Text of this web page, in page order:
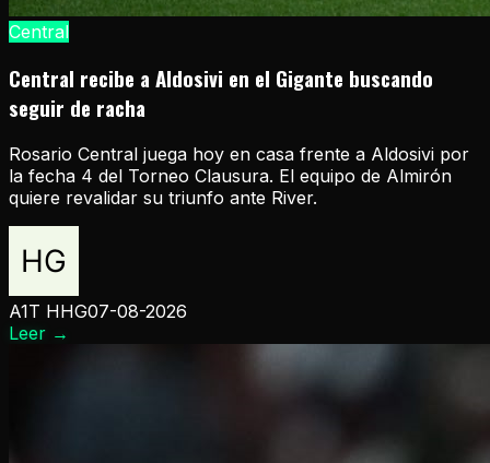
Central
Central recibe a Aldosivi en el Gigante buscando
seguir de racha
Rosario Central juega hoy en casa frente a Aldosivi por
la fecha 4 del Torneo Clausura. El equipo de Almirón
quiere revalidar su triunfo ante River.
A1T HHG07-08-2026
Leer →